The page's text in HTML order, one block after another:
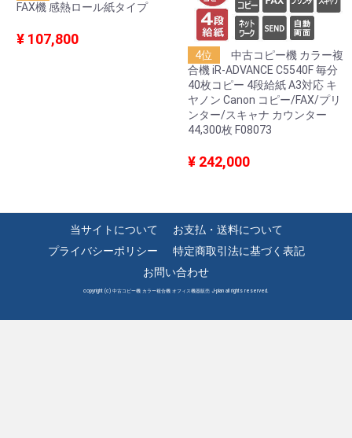
FAX機 感熱ロール紙タイプ
¥ 107,800
4位
中古コピー機 カラー複
合機 iR-ADVANCE C5540F 毎分
40枚コピー 4段給紙 A3対応 キ
ヤノン Canon コピー/FAX/プリ
ンター/スキャナ カウンター
44,300枚 F08073
¥ 242,000
当サイトについて
お支払・送料について
プライバシーポリシー
特定商取引法に基づく表記
お問い合わせ
copyright (c) 中古コピー機 カラー複合機 オフィス機器販売 J-plan all rights reserved.